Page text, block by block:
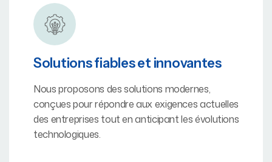
Solutions fiables et innovantes
Nous proposons des solutions modernes,
conçues pour répondre aux exigences actuelles
des entreprises tout en anticipant les évolutions
technologiques.